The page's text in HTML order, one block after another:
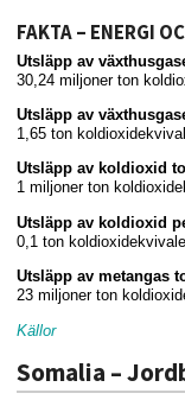
FAKTA – ENERGI
Utsläpp av
30,24 miljoner ton
Utsläpp av
1,65 ton
Utsläpp av koldioxid
1 miljoner ton
Utsläpp av koldioxid
0,1 ton
Utsläpp av metangas
23 miljoner ton
Källor
Somalia –